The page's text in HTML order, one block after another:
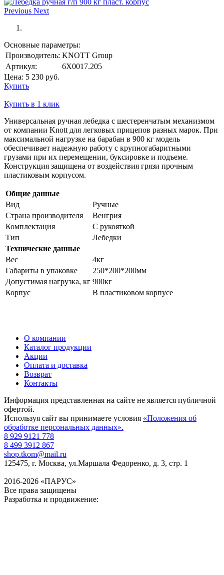
Previous Next
Основные параметры:
Производитель: KNOTT Group
Артикул:
6X0017.205
Цена: 5 230 руб.
Купить
Купить в 1 клик
Универсальная ручная лебедка с шестеренчатым механизмом
от компании Knott для легковых прицепов разных марок. При
максимальной нагрузке на барабан в 900 кг модель
обеспечивает надежную работу с крупногабаритными
грузами при их перемещении, буксировке и подъеме.
Конструкция защищена от воздействия грязи прочным
пластиковым корпусом.
Общие данные
Вид
Ручные
Страна производителя
Венгрия
Комплектация
С рукояткой
Тип
Лебедки
Технические данные
Вес
4кг
Габариты в упаковке
250*200*200мм
Допустимая нагрузка, кг 900кг
Корпус
В пластиковом корпусе
О компании
Каталог продукции
Акции
Оплата и доставка
Возврат
Контакты
Информация представленная на сайте не является публичной
офертой.
Используя сайт вы принимаете условия «Положения об
обработке персональных данных».
8 929 9121 778
8 499 3912 867
shop.tkom@mail.ru
125475, г. Москва, ул.Маршала Федоренко, д. 3, стр. 1
2016-2026 «ПАРУС»
Все права защищены
Разработка и продвижение: